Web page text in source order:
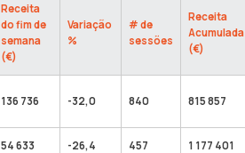
Receita
do fim de
semana
(€)
Variação
%
# de
sessões
Receita
Acumulada
(€)
136 736 -32,0 840 815 857
54 633 -26,4 457 1 177 401